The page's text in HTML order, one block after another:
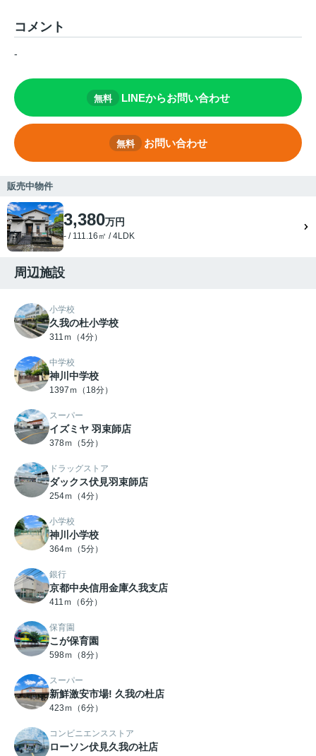
コメント
-
無料 LINEからお問い合わせ
無料 お問い合わせ
販売中物件
3,380万円
- / 111.16㎡ / 4LDK
周辺施設
小学校
久我の杜小学校
311ｍ（4分）
中学校
神川中学校
1397ｍ（18分）
スーパー
イズミヤ 羽束師店
378ｍ（5分）
ドラッグストア
ダックス伏見羽束師店
254ｍ（4分）
小学校
神川小学校
364ｍ（5分）
銀行
京都中央信用金庫久我支店
411ｍ（6分）
保育園
こが保育園
598ｍ（8分）
スーパー
新鮮激安市場! 久我の杜店
423ｍ（6分）
コンビニエンスストア
ローソン伏見久我の社店